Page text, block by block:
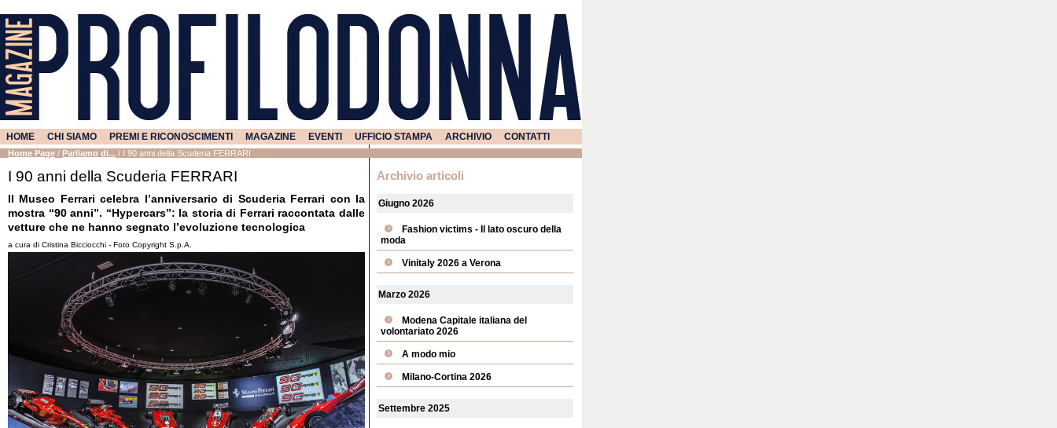
HOME CHI SIAMO PREMI E RICONOSCIMENTI MAGAZINE EVENTI UFFICIO STAMPA ARCHIVIO CONTATTI
Home Page / Parliamo di... / I 90 anni della Scuderia FERRARI
I 90 anni della Scuderia FERRARI
Il Museo Ferrari celebra l’anniversario di Scuderia Ferrari con la
mostra “90 anni”. “Hypercars”: la storia di Ferrari raccontata dalle
vetture che ne hanno segnato l’evoluzione tecnologica
a cura di Cristina Bicciocchi - Foto Copyright S.p.A.
Archivio articoli
Giugno 2026
Fashion victims - Il lato oscuro della
moda
Vinitaly 2026 a Verona
Marzo 2026
Modena Capitale italiana del
volontariato 2026
A modo mio
Milano-Cortina 2026
Settembre 2025